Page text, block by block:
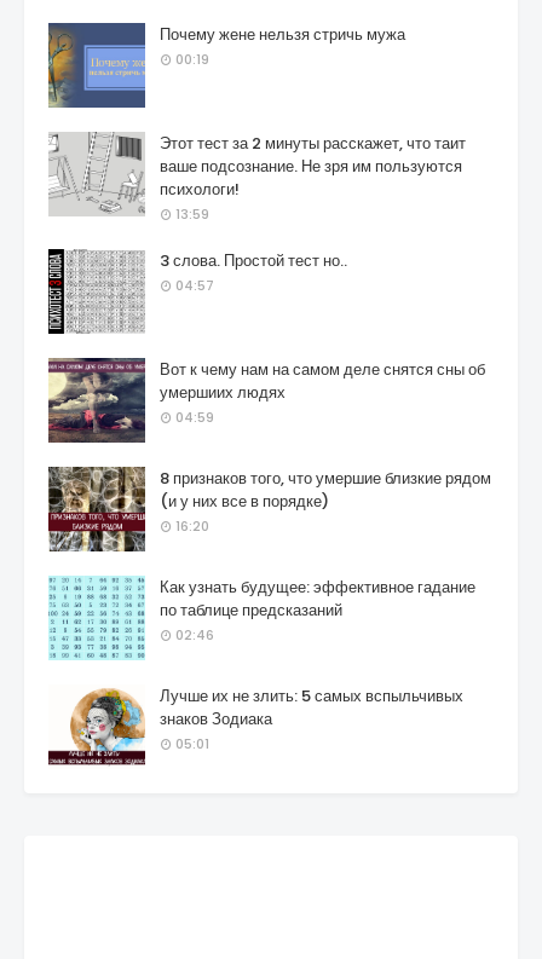
Почему жене нельзя стричь мужа
00:19
Этот тест за 2 минуты расскажет, что таит
ваше подсознание. Не зря им пользуются
психологи!
13:59
3 слова. Простой тест но..
04:57
Вот к чему нам на самом деле снятся сны об
умершиих людях
04:59
8 признаков того, что умершие близкие рядом
(и у них все в порядке)
16:20
Как узнать будущее: эффективное гадание
по таблице предсказаний
02:46
Лучше их не злить: 5 самых вспыльчивых
знаков Зодиака
05:01